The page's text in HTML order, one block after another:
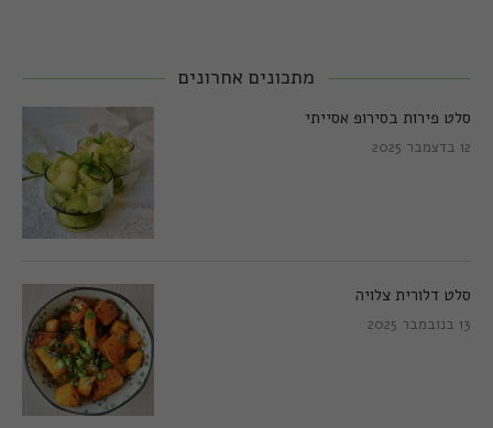
מתכונים אחרונים
סלט פירות בסירופ אסייתי
12 בדצמבר 2025
סלט דלורית צלויה
13 בנובמבר 2025